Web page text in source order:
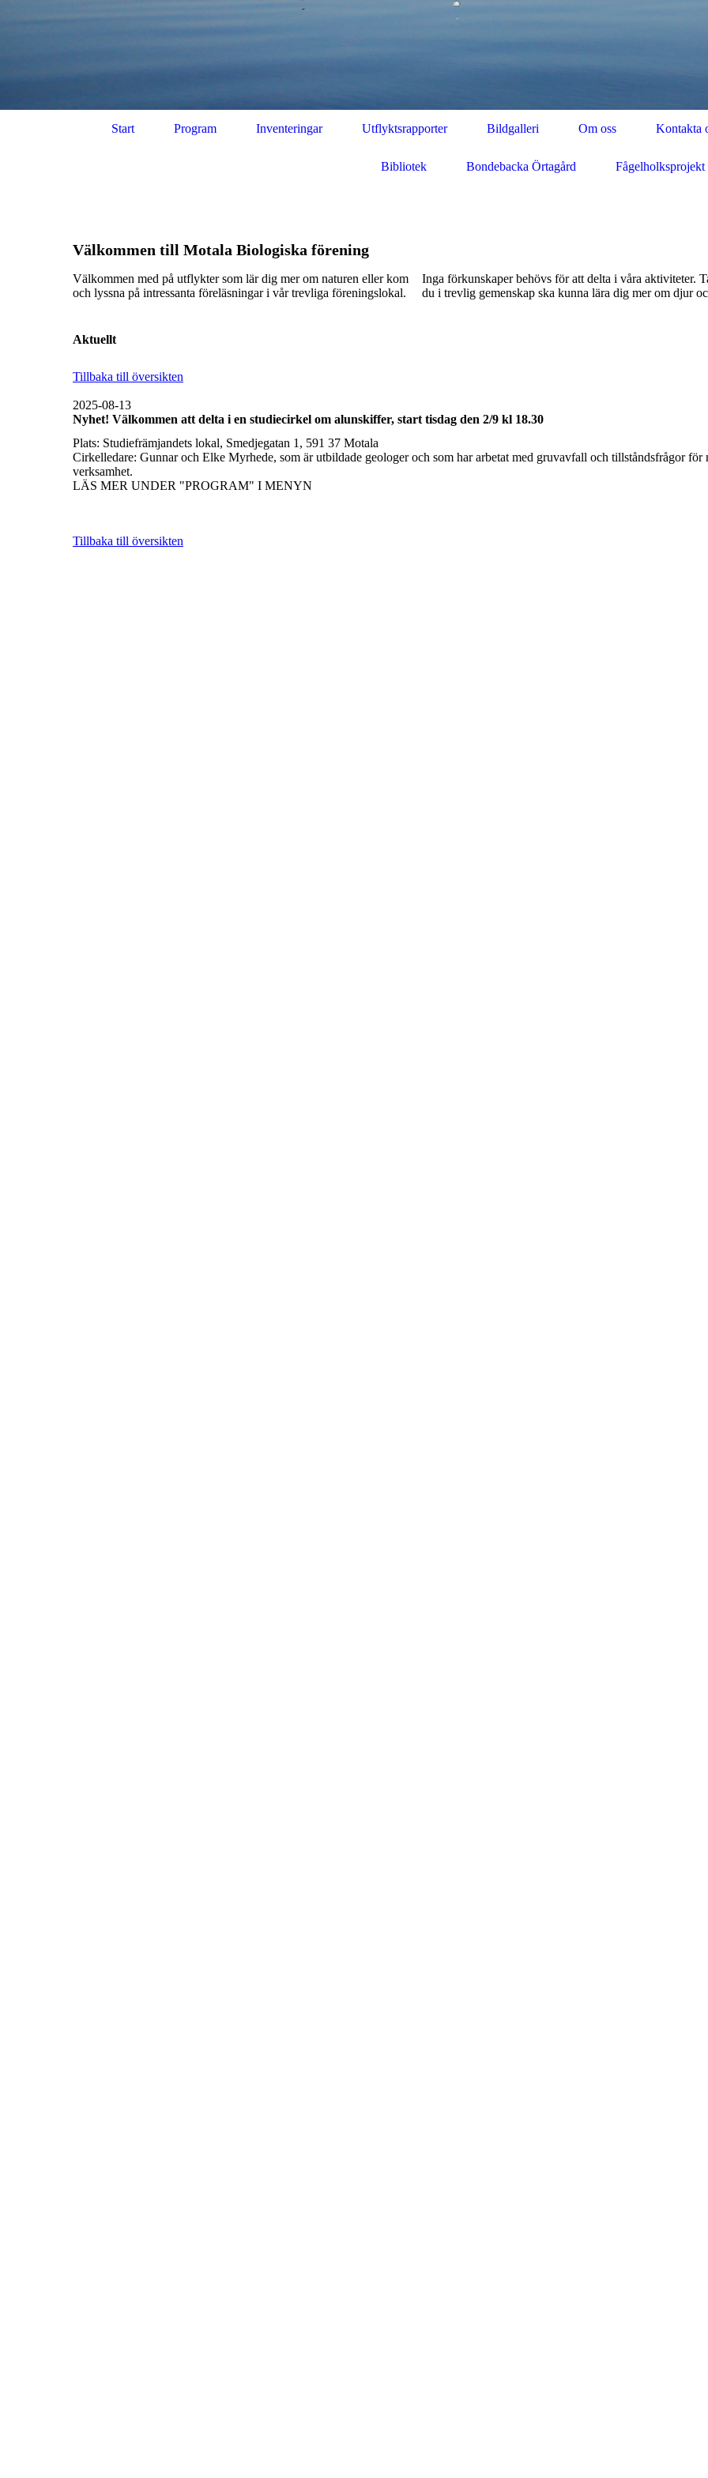
Start Program Inventeringar Utflyktsrapporter Bildgalleri Om oss Kontakta
Bibliotek Bondebacka Örtagård Fågelholksprojekt
Välkommen till Motala Biologiska förening
Välkommen med på utflykter som lär dig mer om naturen eller kom
och lyssna på intressanta föreläsningar i vår trevliga föreningslokal.
Inga förkunskaper behövs för att delta i våra aktiviteter.
du i trevlig gemenskap ska kunna lära dig mer om djur
Aktuellt
Tillbaka till översikten
2025-08-13
Nyhet! Välkommen att delta i en studiecirkel om alunskiffer, start tisdag den 2/9 kl 18.30
Plats: Studiefrämjandets lokal, Smedjegatan 1, 591 37 Motala
Cirkelledare: Gunnar och Elke Myrhede, som är utbildade geologer och som har arbetat med gruvavfall och tillståndsfrågor
verksamhet.
LÄS MER UNDER "PROGRAM" I MENYN
Tillbaka till översikten